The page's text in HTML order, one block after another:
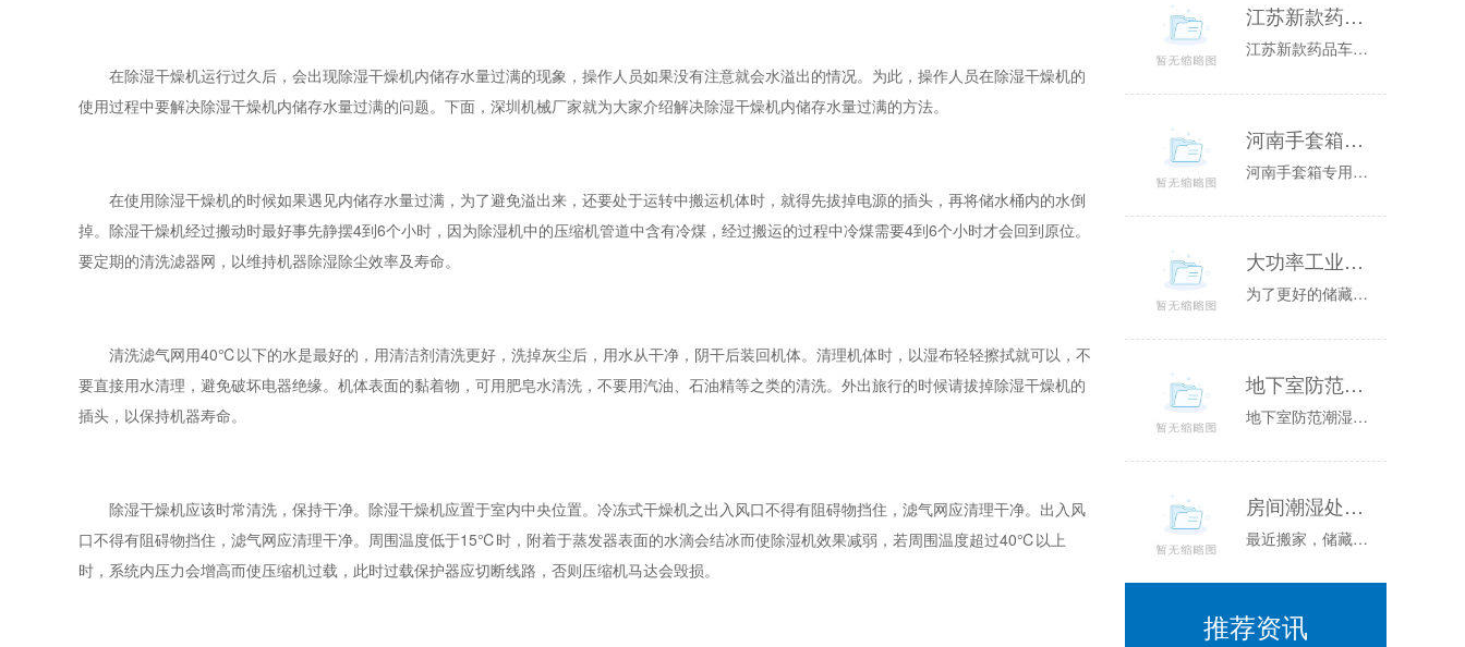
在除湿干燥机运行过久后，会出现除湿干燥机内储存水量过满的现象，操作人员如果没有注意就会水溢出的情况。为此，操作人员在除湿干燥机的
使用过程中要解决除湿干燥机内储存水量过满的问题。下面，深圳机械厂家就为大家介绍解决除湿干燥机内储存水量过满的方法。
在使用除湿干燥机的时候如果遇见内储存水量过满，为了避免溢出来，还要处于运转中搬运机体时，就得先拔掉电源的插头，再将储水桶内的水倒
掉。除湿干燥机经过搬动时最好事先静摆4到6个小时，因为除湿机中的压缩机管道中含有冷煤，经过搬运的过程中冷煤需要4到6个小时才会回到原位。
要定期的清洗滤器网，以维持机器除湿除尘效率及寿命。
清洗滤气网用40℃以下的水是最好的，用清洁剂清洗更好，洗掉灰尘后，用水从干净，阴干后装回机体。清理机体时，以湿布轻轻擦拭就可以，不
要直接用水清理，避免破坏电器绝缘。机体表面的黏着物，可用肥皂水清洗，不要用汽油、石油精等之类的清洗。外出旅行的时候请拔掉除湿干燥机的
插头，以保持机器寿命。
除湿干燥机应该时常清洗，保持干净。除湿干燥机应置于室内中央位置。冷冻式干燥机之出入风口不得有阻碍物挡住，滤气网应清理干净。出入风
口不得有阻碍物挡住，滤气网应清理干净。周围温度低于15℃时，附着于蒸发器表面的水滴会结冰而使除湿机效果减弱，若周围温度超过40℃以上
时，系统内压力会增高而使压缩机过载，此时过载保护器应切断线路，否则压缩机马达会毁损。
江苏新款药品车间转轮除湿机销售(你货比三家了吗？2023已更新)
江苏新款药品车间转轮除湿机销售(你货比三家了吗？已更新)3防发霉，制成的是原资料的浪费。布造止业等，当周围空气的相对湿度低于70%时，制品的...
河南手套箱专用除湿机怎么样(解读2023已更新)
河南手套箱专用除湿机怎么样(解读已更新)WadKvh3湿度、转轮除湿机中的空气包罗解决空气和再生空气。空气的参数温度，流速等直接影响到转轮除...
大功率工业除湿机无法正常使用启动怎么办
为了更好的储藏货物更多的企业购买了大功率工业除湿机来确保存储环境达标。因购买的是大功率的工业除湿机，对电流和电压的要求是蛮高的。会遇到这样的...
地下室防范潮湿方法汇总
地下室防范潮湿方法汇总：地下室现在已经是很常见的了，不管是农村里还是城市里面，只要是自建房，有条件都会建立一个地下室，地下室可以用来做存储间...
房间潮湿处理方式推荐（除湿机、干燥剂）
最近搬家，储藏室、厨房、卫生间基本密封仅有一个排气扇。湿度很高，导致刚买的面粉十天左右严重霉变（奇怪的是其他都没事）。干燥剂一般包括氯化钙、...
推荐资讯